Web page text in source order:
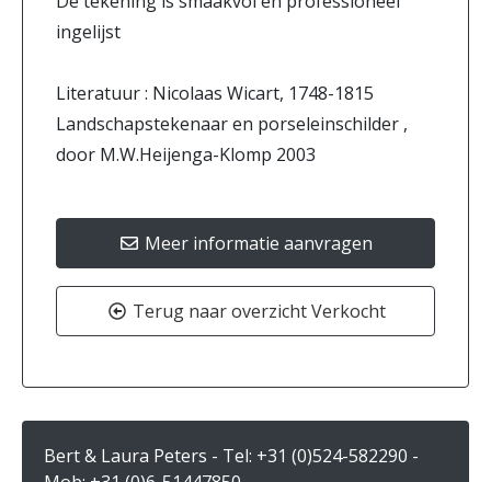
ingelijst
Literatuur : Nicolaas Wicart, 1748-1815
Landschapstekenaar en porseleinschilder ,
door M.W.Heijenga-Klomp 2003
Meer informatie aanvragen
Terug naar overzicht Verkocht
Bert & Laura Peters - Tel: +31 (0)524-582290 -